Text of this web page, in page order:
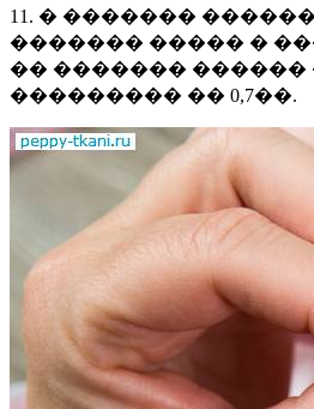
11. � �������
������� ����� �
�� ������� ������
��������� �� 0,7��.